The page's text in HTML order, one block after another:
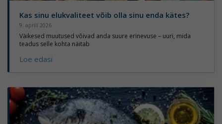
Kas sinu elukvaliteet võib olla sinu enda kätes?
9. aprill 2026
Väikesed muutused võivad anda suure erinevuse – uuri, mida
teadus selle kohta näitab
Loe edasi